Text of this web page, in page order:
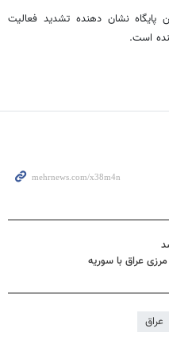
پایگاه نشان دهنده تشدید فعالیت
است.
مرزی عراق با سوریه
عراق